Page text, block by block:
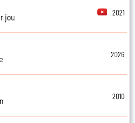
jou
2021
2026
2010